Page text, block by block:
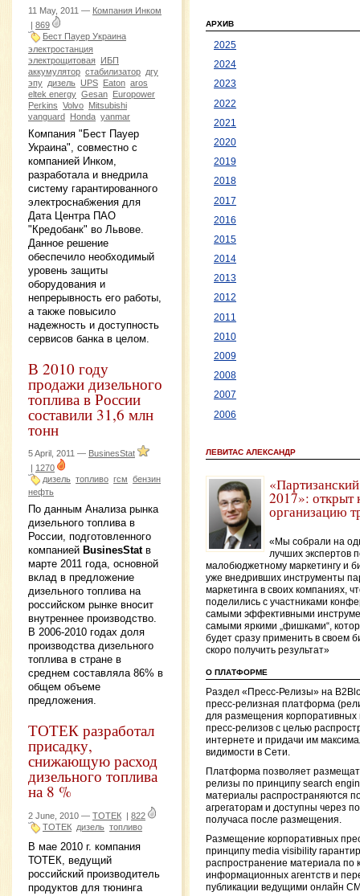
11 May, 2011 — Компания Инком
| 869
Бест Пауер Украина
электростанция
электрощитовая ИБП
аккумулятор стабилизатор дгу
эпу дизель UPS Eaton aros
eltek energy Gesan Europower
Perkins Volvo Mitsubishi
vanguard Honda yanmar
Компания "Бест Пауер
Украина", совместно с
компанией Инком,
разработала и внедрила
систему гарантированного
электроснабжения для
Дата Центра ПАО
"Кредобанк" во Львове.
Данное решение
обеспечило необходимый
уровень защиты
оборудования и
непрерывность его работы,
а также повысило
надежность и доступность
сервисов банка в целом.
В 2010 году
продажи дизельного
топлива в России
составили 31,6 млн
тонн
5 April, 2011 — BusinesStat
| 1270
дизель топливо гсм бензин
нефть
По данным Анализа рынка
дизельного топлива в
России, подготовленного
компанией BusinesStatв
марте 2011 года, основной
вклад в предложение
дизельного топлива на
российском рынке вносит
внутреннее производство.
В 2006-2010 годах доля
производства дизельного
топлива в стране в
среднем составляла 86% в
общем объеме
предложения.
ТОТЕК разработал
присадку,
снижающую расход
дизельного топлива
на 8 %
2 June, 2010 — ТОТЕК | 822
ТОТЕК дизель топливо
В мае 2010 г. компания
ТОТЕК, ведущий
российский производитель
продуктов для тюнинга
АРХИВ
2025
2024
2023
2022
2021
2020
2019
2018
2017
2016
2015
2014
2013
2012
2011
2010
2009
2008
2007
2006
ЛЕВИТАС АЛЕКСАНДР
2017»: открыт
организацию
«Мы собрали на
лучших экспертов
малобюджетному маркетингу и
уже внедривших инструменты
маркетинга в своих компаниях,
поделились с участниками
самыми эффективными
самыми яркими „фишками“,
будет сразу применить в своем
скоро получить результат»
О ПЛАТФОРМЕ
Раздел «Пресс-Релизы» на
пресс-релизная платформа
для размещения корпоративных
пресс-релизов с целью
интернете и придачи им
видимости в Сети.
Платформа позволяет
релизы по принципу search
материалы распространяются
агрегаторам и доступны через
получаса после размещения.
Размещение корпоративных
принципу media visibility
распространение материала по
информационных агентств и
публикации ведущими онлайн